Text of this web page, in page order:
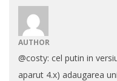
AUTHOR
@costy: cel putin in
aparut 4.x) adaugarea